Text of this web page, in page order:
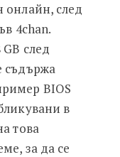
онлайн, след
4chan.
след
съдържа
BIOS
в
това
за да се